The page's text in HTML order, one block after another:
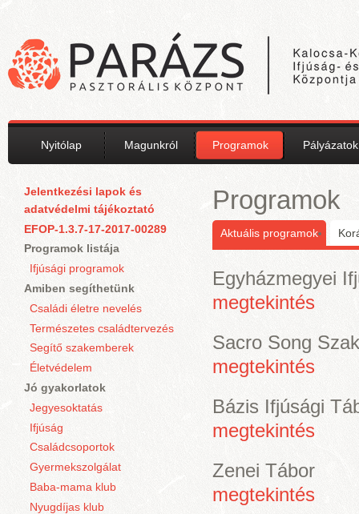
Nyitólap Magunkról Programok Pályázatok
Jelentkezési lapok és
adatvédelmi tájékoztató
EFOP-1.3.7-17-2017-00289
Programok listája
Ifjúsági programok
Amiben segíthetünk
Családi életre nevelés
Természetes családtervezés
Segítő szakemberek
Életvédelem
Jó gyakorlatok
Jegyesoktatás
Ifjúság
Családcsoportok
Gyermekszolgálat
Baba-mama klub
Nyugdíjas klub
Programok
Aktuális programok
Egyházmegyei
megtekintés
Sacro Song
megtekintés
Bázis Ifjúsági
megtekintés
Zenei Tábor
megtekintés